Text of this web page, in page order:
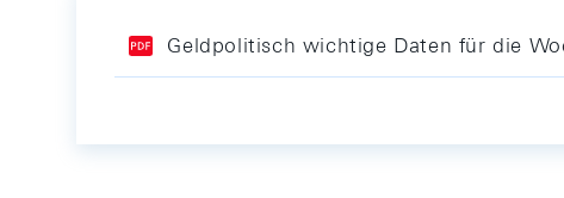
Geldpolitisch wichtige Daten für die